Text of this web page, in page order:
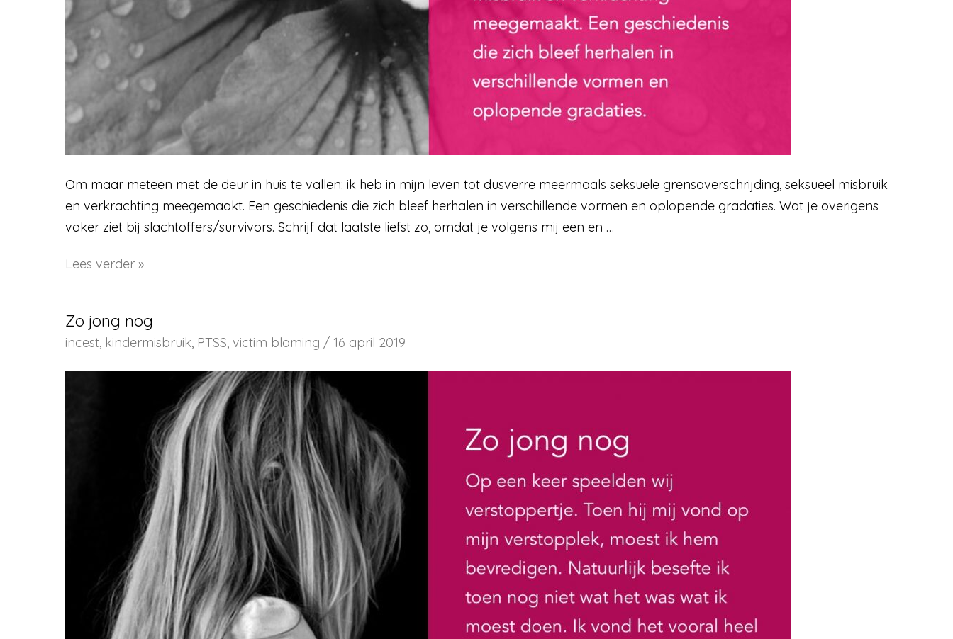
Om maar meteen met de deur in huis te vallen: ik heb in mijn leven tot dusverre meermaals seksuele grensoverschrijding, seksueel misbruik
en verkrachting meegemaakt. Een geschiedenis die zich bleef herhalen in verschillende vormen en oplopende gradaties. Wat je overigens
vaker ziet bij slachtoffers/survivors. Schrijf dat laatste liefst zo, omdat je volgens mij een en …
Schaamteloos
Lees verder »
Zo jong nog
incest, kindermisbruik, PTSS, victim blaming / 16 april 2019